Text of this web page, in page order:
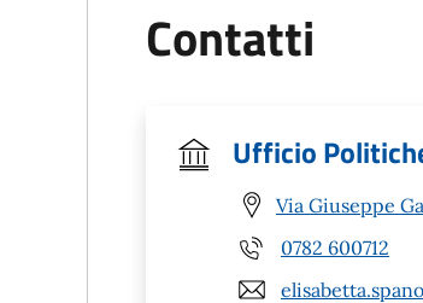
Contatti
Ufficio
Via Giuseppe
0782 600712